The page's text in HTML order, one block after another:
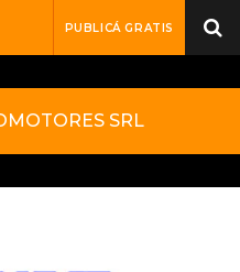
PUBLICÁ GRATIS
SRL